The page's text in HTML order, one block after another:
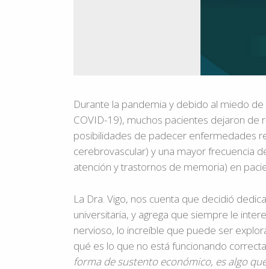
Durante la pandemia y debido al miedo
COVID-19), muchos pacientes dejaron de
posibilidades de padecer enfermedades
cerebrovascular) y una mayor frecuencia
atención y trastornos de memoria) en
La Dra. Vigo, nos cuenta que decidió
universitaria, y agrega que siempre le
nervioso, lo increíble que puede ser
qué es lo que no está funcionando
forma de sustento económico, es algo